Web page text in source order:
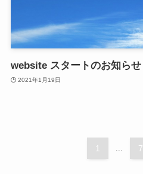
website スタートのお知らせ
2021年1月19日
1 7